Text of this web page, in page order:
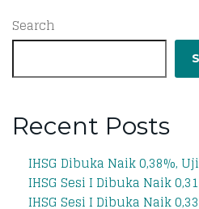
Search
Recent Posts
IHSG Dibuka Naik 0,38%,
IHSG Sesi I Dibuka Naik
IHSG Sesi I Dibuka Naik